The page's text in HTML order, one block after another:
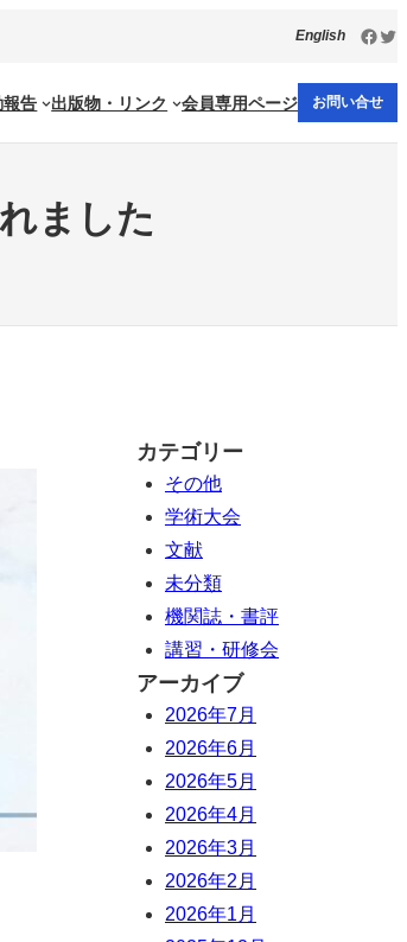
English
報告 出版物・リンク 会員専用ページ お問い合せ
ました
カテゴリー
その他
学術大会
文献
未分類
機関誌・書評
講習・研修会
アーカイブ
2026年7月
2026年6月
2026年5月
2026年4月
2026年3月
2026年2月
2026年1月